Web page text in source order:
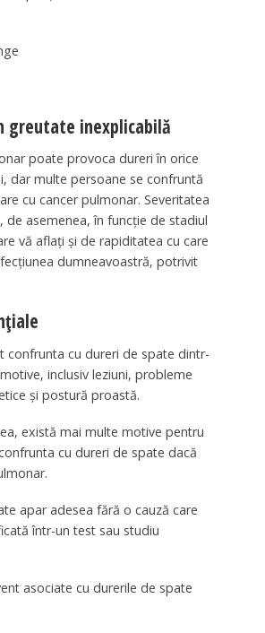
greutate inexplicabilă
poate provoca dureri în orice
dar multe persoane se confruntă
cu cancer pulmonar. Severitatea
de asemenea, în funcție de stadiul
vă aflați și de rapiditatea cu care
dumneavoastră, potrivit
confrunta cu dureri de spate dintr-
inclusiv leziuni, probleme
și postură proastă.
există mai multe motive pentru
cu dureri de spate dacă
apar adesea fără o cauză care
într-un test sau studiu
asociate cu durerile de spate